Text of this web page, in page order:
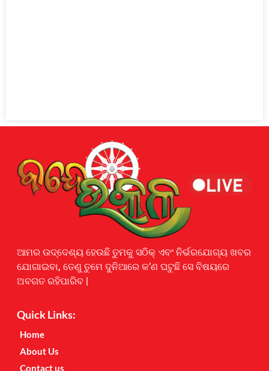
ଆମର ଉଦ୍ଦେଶ୍ୟ ହେଉଛି ତୁମକୁ ସଠିକ୍ ଏବଂ ନିର୍ଭରଯୋଗ୍ୟ ଖବର
ଯୋଗାଇବା, ତେଣୁ ତୁମେ ଦୁନିଆରେ କ’ଣ ଘଟୁଛି ସେ ବିଷୟରେ
ଅବଗତ ରହିପାରିବ |
Quick Links:
Home
About Us
Contact us